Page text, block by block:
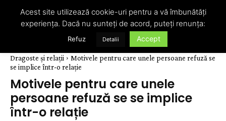
Dragoste și relații
Motivele pentru care unele persoane refuză se
se implice într-o relație
Motivele pentru care unele
persoane refuză se se implice
într-o relație
Acest site utilizează cookie-uri pentru a vă îmbunătăți
experiența. Dacă nu sunteți de acord, puteți renunța:
Refuz Detalii Accept